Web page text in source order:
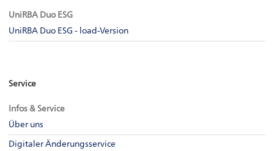
UniRBA Duo ESG
UniRBA Duo ESG - load-Version
Service
Infos & Service
Über uns
Digitaler Änderungsservice